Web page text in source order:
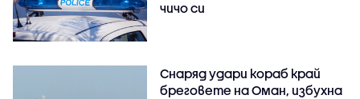
чичо си
Снаряд удари кораб край
бреговете на Оман, избухна